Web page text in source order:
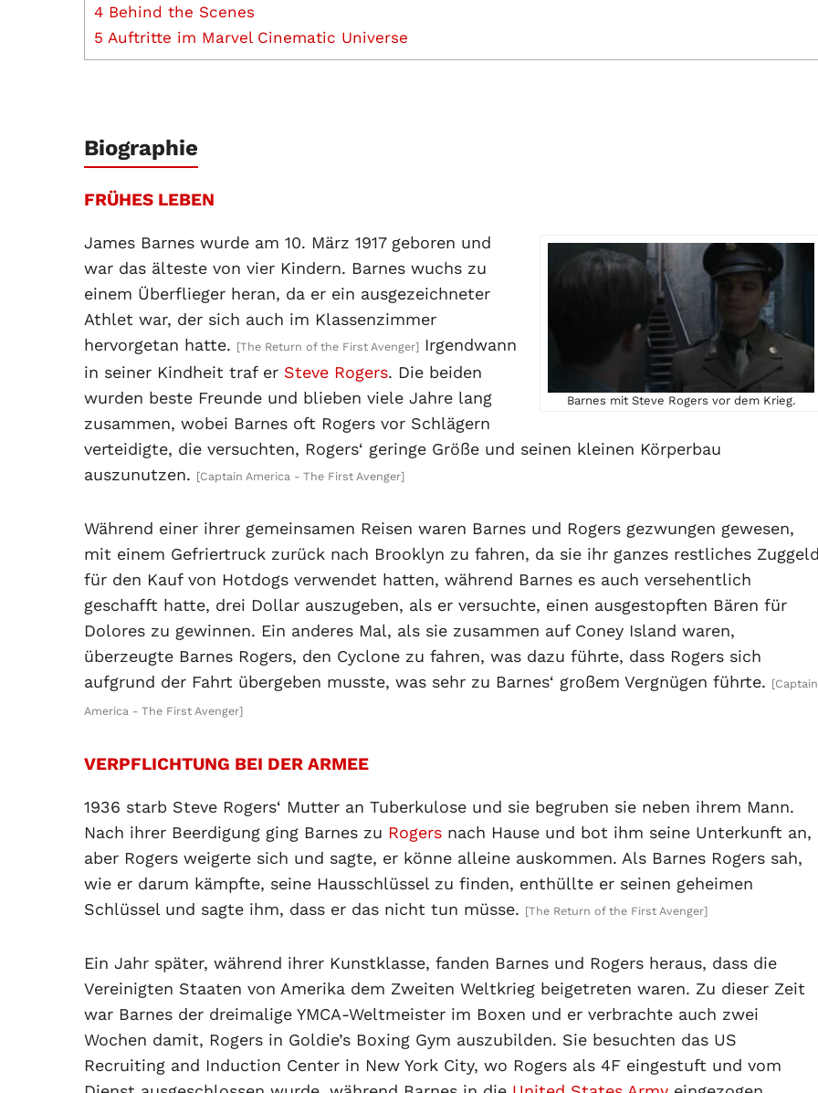
4 Behind the Scenes
5 Auftritte im Marvel Cinematic Universe
Biographie
FRÜHES LEBEN
Barnes mit Steve Rogers vor dem Krieg.
James Barnes wurde am 10. März 1917 geboren und
war das älteste von vier Kindern. Barnes wuchs zu
einem Überflieger heran, da er ein ausgezeichneter
Athlet war, der sich auch im Klassenzimmer
hervorgetan hatte. [The Return of the First Avenger] Irgendwann
in seiner Kindheit traf er Steve Rogers. Die beiden
wurden beste Freunde und blieben viele Jahre lang
zusammen, wobei Barnes oft Rogers vor Schlägern
verteidigte, die versuchten, Rogers‘ geringe Größe und seinen kleinen Körperbau
auszunutzen. [Captain America - The First Avenger]
Während einer ihrer gemeinsamen Reisen waren Barnes und Rogers gezwungen gewesen,
mit einem Gefriertruck zurück nach Brooklyn zu fahren, da sie ihr ganzes restliches
für den Kauf von Hotdogs verwendet hatten, während Barnes es auch versehentlich
geschafft hatte, drei Dollar auszugeben, als er versuchte, einen ausgestopften Bären für
Dolores zu gewinnen. Ein anderes Mal, als sie zusammen auf Coney Island waren,
überzeugte Barnes Rogers, den Cyclone zu fahren, was dazu führte, dass Rogers sich
aufgrund der Fahrt übergeben musste, was sehr zu Barnes‘ großem Vergnügen führte. [Captain
America - The First Avenger]
VERPFLICHTUNG BEI DER ARMEE
1936 starb Steve Rogers‘ Mutter an Tuberkulose und sie begruben sie neben ihrem Mann.
Nach ihrer Beerdigung ging Barnes zu Rogers nach Hause und bot ihm seine Unterkunft an,
aber Rogers weigerte sich und sagte, er könne alleine auskommen. Als Barnes Rogers sah,
wie er darum kämpfte, seine Hausschlüssel zu finden, enthüllte er seinen geheimen
Schlüssel und sagte ihm, dass er das nicht tun müsse. [The Return of the First Avenger]
Ein Jahr später, während ihrer Kunstklasse, fanden Barnes und Rogers heraus, dass die
Vereinigten Staaten von Amerika dem Zweiten Weltkrieg beigetreten waren. Zu dieser Zeit
war Barnes der dreimalige YMCA-Weltmeister im Boxen und er verbrachte auch zwei
Wochen damit, Rogers in Goldie’s Boxing Gym auszubilden. Sie besuchten das US
Recruiting and Induction Center in New York City, wo Rogers als 4F eingestuft und vom